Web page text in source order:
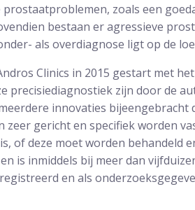
zoals een
bestaan er agressieve
als overdiagnose ligt op de
Clinics in 2015 gestart met
precisiediagnostiek zijn door de
innovaties bijeengebracht
gericht en specifiek worden
of deze moet worden behandeld
is inmiddels bij meer dan
en als